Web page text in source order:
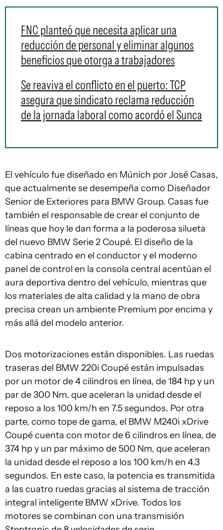
FNC planteó que necesita aplicar una
reducción de personal y eliminar algunos
beneficios que otorga a trabajadores
Se reaviva el conflicto en el puerto: TCP
asegura que sindicato reclama reducción
de la jornada laboral como acordó el Sunca
El vehículo fue diseñado en Múnich por José Casas,
que actualmente se desempeña como Diseñador
Senior de Exteriores para BMW Group. Casas fue
también el responsable de crear el conjunto de
líneas que hoy le dan forma a la poderosa silueta
del nuevo BMW Serie 2 Coupé. El diseño de la
cabina centrado en el conductor y el moderno
panel de control en la consola central acentúan el
aura deportiva dentro del vehículo, mientras que
los materiales de alta calidad y la mano de obra
precisa crean un ambiente Premium por encima y
más allá del modelo anterior.
Dos motorizaciones están disponibles. Las ruedas
traseras del BMW 220i Coupé están impulsadas
por un motor de 4 cilindros en línea, de 184 hp y un
par de 300 Nm, que aceleran la unidad desde el
reposo a los 100 km/h en 7.5 segundos. Por otra
parte, como tope de gama, el BMW M240i xDrive
Coupé cuenta con motor de 6 cilindros en línea, de
374 hp y un par máximo de 500 Nm, que aceleran
la unidad desde el reposo a los 100 km/h en 4.3
segundos. En este caso, la potencia es transmitida
a las cuatro ruedas gracias al sistema de tracción
integral inteligente BMW xDrive. Todos los
motores se combinan con una transmisión